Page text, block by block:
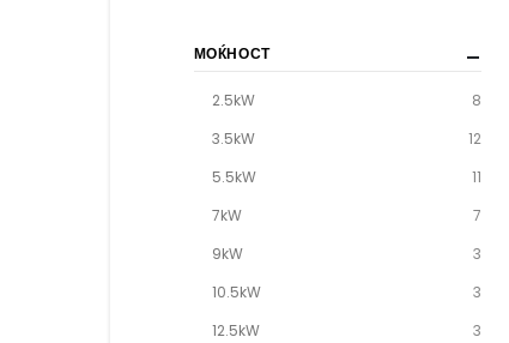
МОЌНОСТ
2.5kW
8
3.5kW
12
5.5kW
11
7kW
7
9kW
3
10.5kW
3
12.5kW
3